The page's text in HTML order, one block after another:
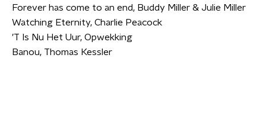
Forever has come to an end, Buddy Miller & Julie Miller
Watching Eternity, Charlie Peacock
’T Is Nu Het Uur, Opwekking
Banou, Thomas Kessler